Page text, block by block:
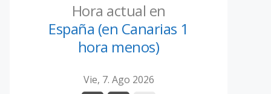
Hora actual en
España (en Canarias 1
hora menos)